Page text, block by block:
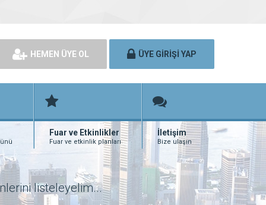
HEMEN ÜYE OL ÜYE GİRİŞİ YAP
Fuar ve Etkinlikler
Fuar ve etkinlik planları
İletişim
Bize ulaşın
listeleyelim...